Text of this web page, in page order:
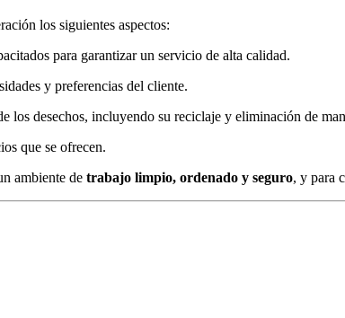
los siguientes aspectos:
para garantizar un servicio de alta calidad.
y preferencias del cliente.
los desechos, incluyendo su reciclaje y eliminación de
que se ofrecen.
ambiente de trabajo limpio, ordenado y seguro, y para